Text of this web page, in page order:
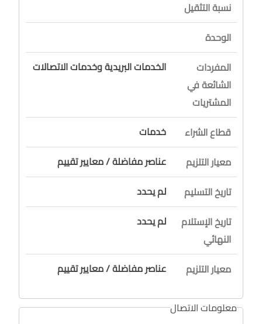
نسبة التثقيل
الوحدة
المفردات
الشائعة في
المشتريات
الخدمات البريدية وخدمات الاتصالات
قطاع الشراء
خدمات
معيار التلزيم
عناصر مفاضلة / معايير تقييم
تاريخ التسليم
لم يحدد
تاريخ الإستلام
النهائي
لم يحدد
معيار التلزيم عناصر مفاضلة / معايير تقييم
معلومات الاتصال